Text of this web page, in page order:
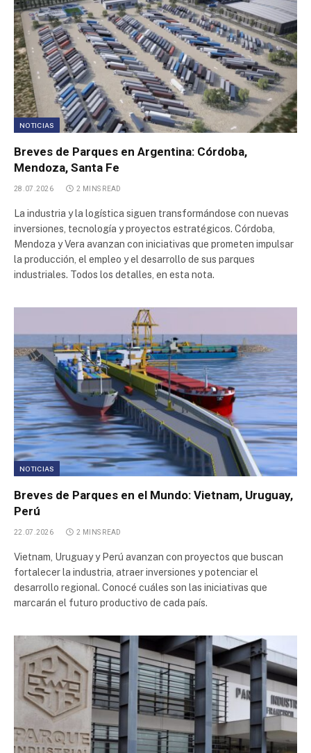
Polígono Industrial Malagüeño
Parque Industrial La Bernalesa
Polo Industrial Spegazzini
Polo Industrial Ezeiza
Parque Industrial Cipolletti
Parque Industrial Río Cuarto
Parque Industrial Pergamino
Parque Industrial Neuquén
Parque Industrial Plottier
Plaza Industrial Escobar
Parque industrial Pilar
Río Neuquén Distrito Industrial
Parque Industrial Pergamino
NOTICIAS
Breves de Parques en Argentina: Córdoba,
Mendoza, Santa Fe
28.07.2026 2 MINS READ
La industria y la logística siguen transformándose con nuevas
inversiones, tecnología y proyectos estratégicos. Córdoba,
Mendoza y Vera avanzan con iniciativas que prometen impulsar
la producción, el empleo y el desarrollo de sus parques
industriales. Todos los detalles, en esta nota.
NOTICIAS
Breves de Parques en el Mundo: Vietnam, Uruguay,
Perú
22.07.2026 2 MINS READ
Vietnam, Uruguay y Perú avanzan con proyectos que buscan
fortalecer la industria, atraer inversiones y potenciar el
desarrollo regional. Conocé cuáles son las iniciativas que
marcarán el futuro productivo de cada país.